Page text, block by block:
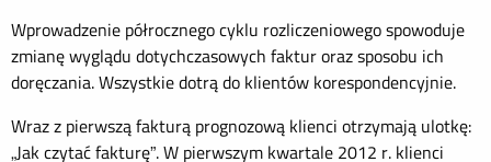
Wprowadzenie półrocznego cyklu rozliczeniowego spowoduje
zmianę wyglądu dotychczasowych faktur oraz sposobu ich
doręczania. Wszystkie dotrą do klientów korespondencyjnie.
Wraz z pierwszą fakturą prognozową klienci otrzymają ulotkę:
„Jak czytać fakturę”. W pierwszym kwartale 2012 r. klienci